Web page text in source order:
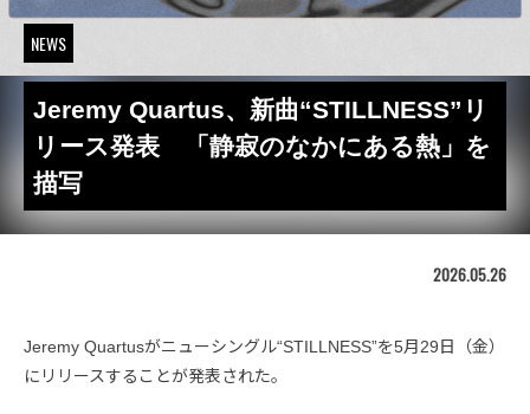
NEWS
Jeremy Quartus、新曲“STILLNESS”リ
リース発表 「静寂のなかにある熱」を
描写
2026.05.26
Jeremy Quartusがニューシングル“STILLNESS”を5月29日（金）
にリリースすることが発表された。